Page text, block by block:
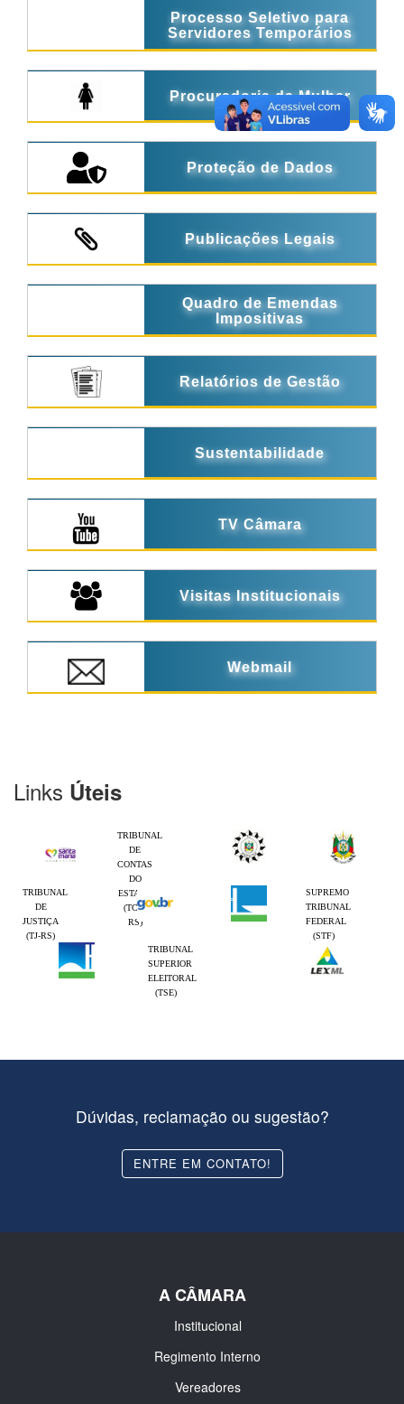
Processo Seletivo para
Servidores Temporários
Procuradoria da Mulher
Proteção de Dados
Publicações Legais
Quadro de Emendas
Impositivas
Relatórios de Gestão
Sustentabilidade
TV Câmara
Visitas Institucionais
Webmail
Links Úteis
TRIBUNAL
DE
CONTAS
DO
ESTADO
(TCE-
RS)
TRIBUNAL
DE
JUSTIÇA
(TJ-RS)
SUPREMO
TRIBUNAL
FEDERAL
(STF)
TRIBUNAL
SUPERIOR
ELEITORAL
(TSE)
Dúvidas, reclamação ou sugestão?
ENTRE EM CONTATO!
A CÂMARA
Institucional
Regimento Interno
Vereadores